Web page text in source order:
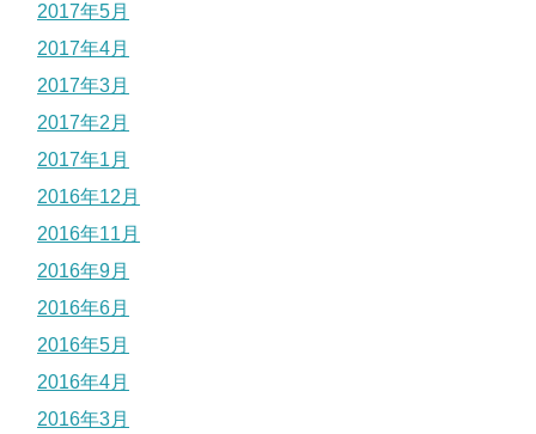
2017年5月
2017年4月
2017年3月
2017年2月
2017年1月
2016年12月
2016年11月
2016年9月
2016年6月
2016年5月
2016年4月
2016年3月